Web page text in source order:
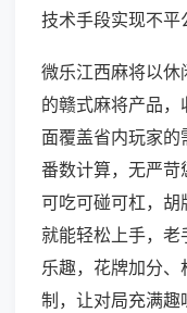
技术手段实现不平
微乐江西麻将以
的赣式麻将产品
面覆盖省内玩家
番数计算，无严苛
可吃可碰可杠，
就能轻松上手，老
乐趣，花牌加分
制，让对局充满